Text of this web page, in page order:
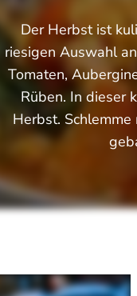
Der Herbst ist
riesigen Auswahl
Tomaten,
Rüben. In dieser
Herbst.